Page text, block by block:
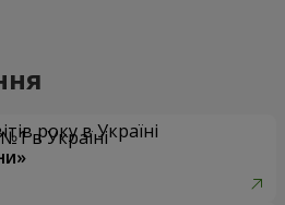
року в Україні